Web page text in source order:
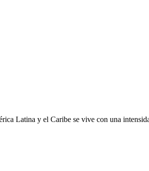
Latina y el Caribe se vive con una